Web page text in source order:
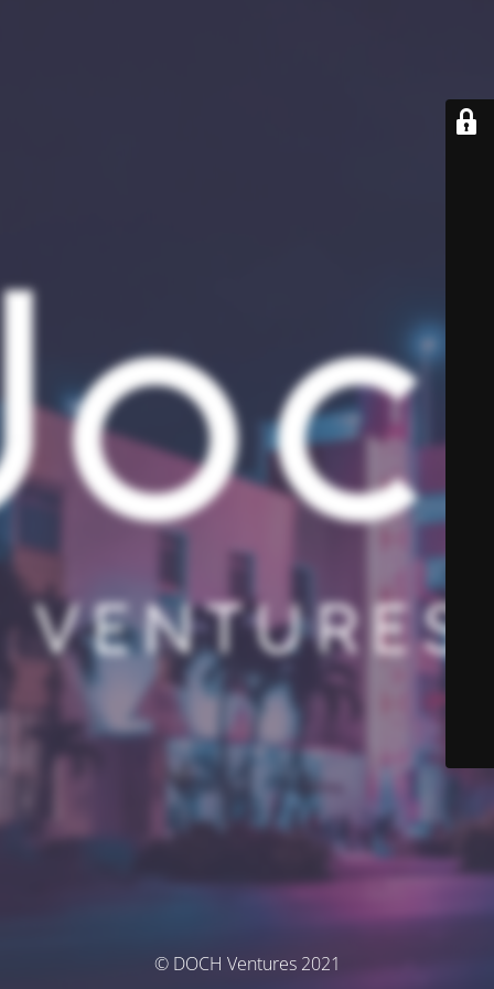
© DOCH Ventures 2021